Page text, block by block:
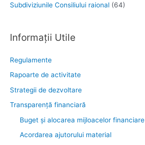
Subdiviziunile Consiliului raional (64)
Informații Utile
Regulamente
Rapoarte de activitate
Strategii de dezvoltare
Transparenţă financiară
Buget și alocarea mijloacelor financiare
Acordarea ajutorului material